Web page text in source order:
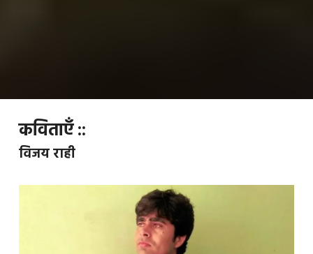
कविताएँ ::
विजय राही